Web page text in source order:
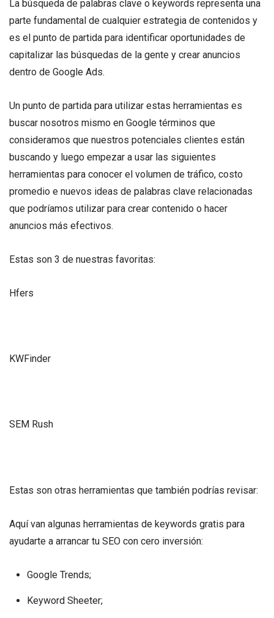
La búsqueda de palabras clave o keywords representa una
parte fundamental de cualquier estrategia de contenidos y
es el punto de partida para identificar oportunidades de
capitalizar las búsquedas de la gente y crear anuncios
dentro de Google Ads.
Un punto de partida para utilizar estas herramientas es
buscar nosotros mismo en Google términos que
consideramos que nuestros potenciales clientes están
buscando y luego empezar a usar las siguientes
herramientas para conocer el volumen de tráfico, costo
promedio e nuevos ideas de palabras clave relacionadas
que podríamos utilizar para crear contenido o hacer
anuncios más efectivos.
Estas son 3 de nuestras favoritas:
Hfers
KWFinder
SEM Rush
Estas son otras herramientas que también podrías revisar:
Aquí van algunas herramientas de keywords gratis para
ayudarte a arrancar tu SEO con cero inversión:
Google Trends;
Keyword Sheeter;